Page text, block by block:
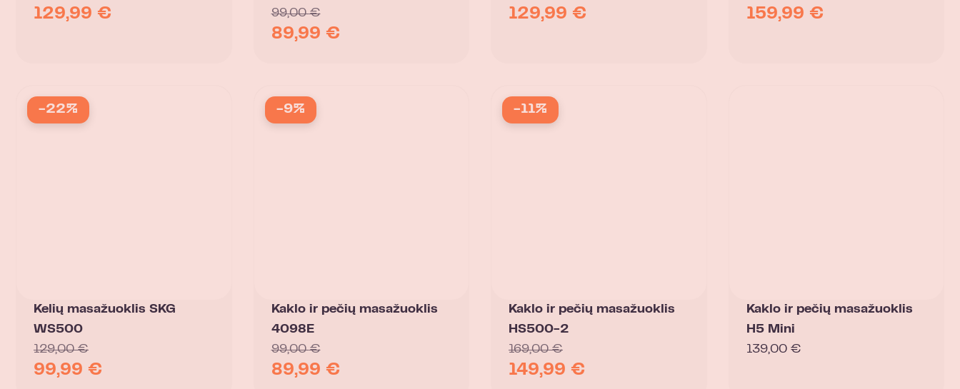
129,99 €
99,00€
89,99 €
129,99 € 159,99 €
-22%
Kelių masažuoklis SKG
WS500
129,00€
99,99 €
-9%
Kaklo ir pečių masažuoklis
4098E
99,00€
89,99 €
-11%
Kaklo ir pečių masažuoklis
HS500-2
169,00€
149,99 €
Kaklo ir pečių masažuoklis
H5 Mini
139,00 €